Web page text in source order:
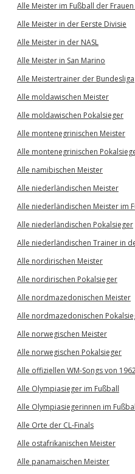
Alle Meister im Fußball der
Alle Meister in der Eerste Divisie
Alle Meister in der NASL
Alle Meister in San Marino
Alle Meistertrainer der Bundesliga
Alle moldawischen Meister
Alle moldawischen Pokalsieger
Alle montenegrinischen Meister
Alle montenegrinischen
Alle namibischen Meister
Alle niederländischen Meister
Alle niederländischen Meister im
Alle niederländischen Pokalsieger
Alle niederländischen Trainer in
Alle nordirischen Meister
Alle nordirischen Pokalsieger
Alle nordmazedonischen Meister
Alle nordmazedonischen
Alle norwegischen Meister
Alle norwegischen Pokalsieger
Alle offiziellen WM-Songs von
Alle Olympiasieger im Fußball
Alle Olympiasiegerinnen im
Alle Orte der CL-Finals
Alle ostafrikanischen Meister
Alle panamaischen Meister